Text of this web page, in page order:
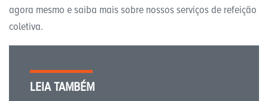
agora mesmo e saiba mais sobre nossos serviços de refeição
coletiva.
LEIA TAMBÉM